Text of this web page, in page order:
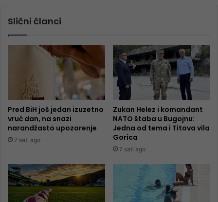
Slični članci
Pred BiH još jedan izuzetno
vruć dan, na snazi
narandžasto upozorenje
7 sati ago
Zukan Helez i komandant
NATO štaba u Bugojnu:
Jedna od tema i Titova vila
Gorica
7 sati ago